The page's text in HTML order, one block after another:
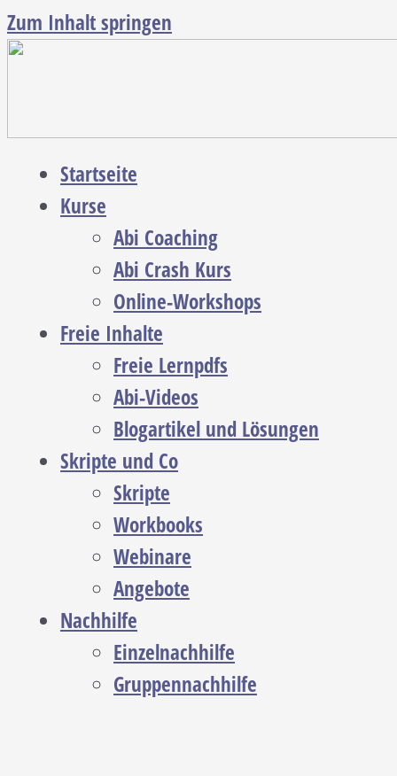
Zum Inhalt springen
Startseite
Kurse
Abi Coaching
Abi Crash Kurs
Online-Workshops
Freie Inhalte
Freie Lernpdfs
Abi-Videos
Blogartikel und Lösungen
Skripte und Co
Skripte
Workbooks
Webinare
Angebote
Nachhilfe
Einzelnachhilfe
Gruppennachhilfe